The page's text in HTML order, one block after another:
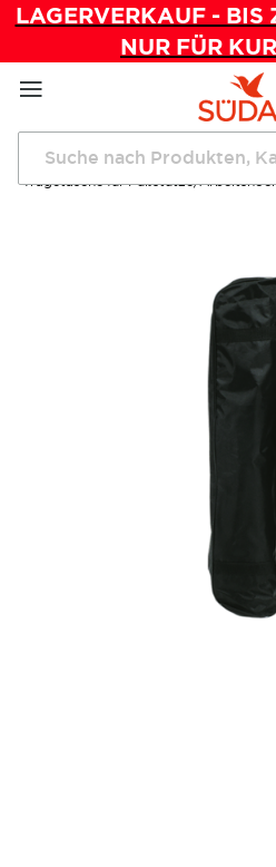
LAGERVERKAUF - BIS
NUR FÜR
zum
Startseite
Mobile Fußpflege
Tragetasche für Fußstütze/